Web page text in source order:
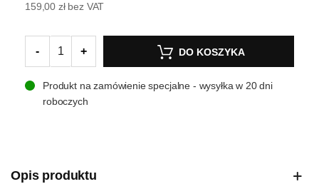
159,00 zł bez VAT
- + DO KOSZYKA
Produkt na zamówienie specjalne - wysyłka w 20 dni
roboczych
Opis produktu